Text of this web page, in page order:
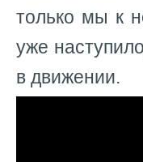
только мы к
уже
в движении.